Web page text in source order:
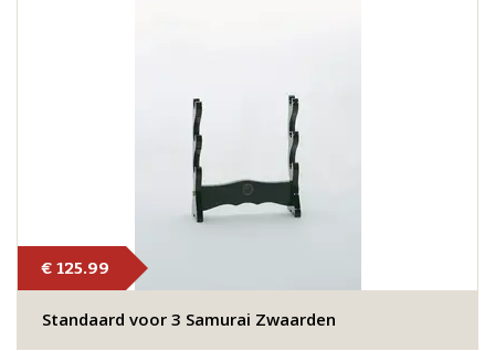
€ 125.99
Standaard voor 3 Samurai Zwaarden